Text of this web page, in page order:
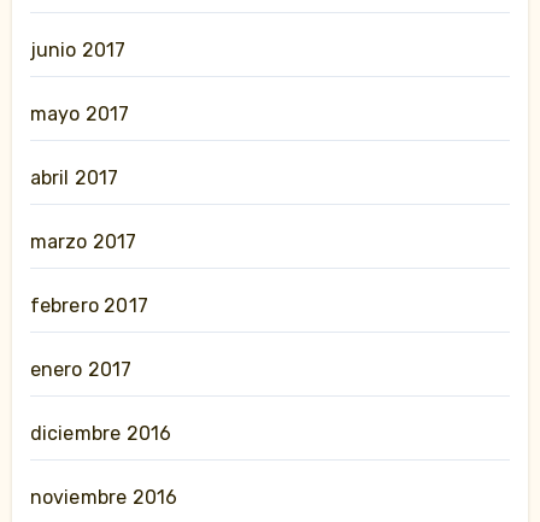
junio 2017
mayo 2017
abril 2017
marzo 2017
febrero 2017
enero 2017
diciembre 2016
noviembre 2016